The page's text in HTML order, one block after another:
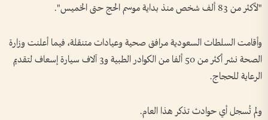
"لأكثر من 83 ألف شخص منذ بداية موسم الحج حتى الخميس".
وأقامت السلطات السعودية مرافق صحية وعيادات متنقلة، فيما أعلنت وزارة
الصحة نشر أكثر من 50 ألفا من الكوادر الطبية و3 آلاف سيارة إسعاف لتقديم
الرعاية للحجاج.
ولم تُسجل أي حوادث تذكر هذا العام.